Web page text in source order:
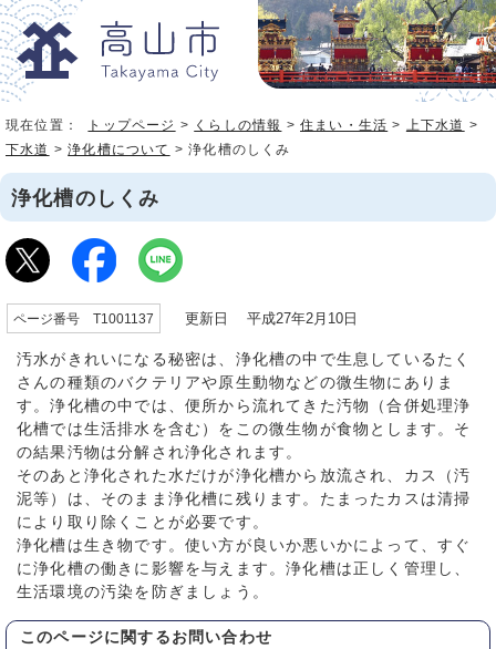
現在位置： トップページ > くらしの情報 >住まい・生活 > 上下水道 >
下水道 >浄化槽について > 浄化槽のしくみ
浄化槽のしくみ
ページ番号 T1001137 更新日 平成27年2月10日
汚水がきれいになる秘密は、浄化槽の中で生息しているたく
さんの種類のバクテリアや原生動物などの微生物にありま
す。浄化槽の中では、便所から流れてきた汚物（合併処理浄
化槽では生活排水を含む）をこの微生物が食物とします。そ
の結果汚物は分解され浄化されます。
そのあと浄化された水だけが浄化槽から放流され、カス（汚
泥等）は、そのまま浄化槽に残ります。たまったカスは清掃
により取り除くことが必要です。
浄化槽は生き物です。使い方が良いか悪いかによって、すぐ
に浄化槽の働きに影響を与えます。浄化槽は正しく管理し、
生活環境の汚染を防ぎましょう。
このページに関する お問い合わせ